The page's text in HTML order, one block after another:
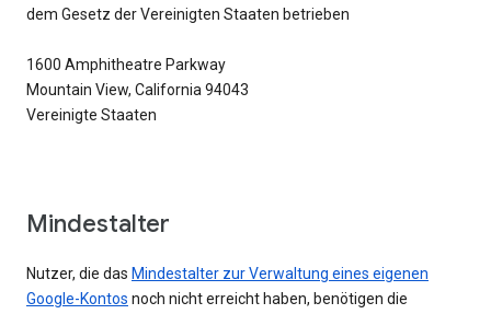
dem Gesetz der Vereinigten Staaten betrieben
1600 Amphitheatre Parkway
Mountain View, California 94043
Vereinigte Staaten
Mindestalter
Nutzer, die das Mindestalter zur Verwaltung eines eigenen
Google-Kontos noch nicht erreicht haben, benötigen die